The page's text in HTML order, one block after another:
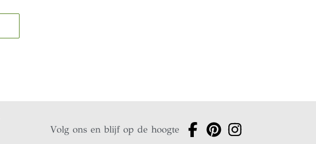
Volg ons en blijf op de hoogte